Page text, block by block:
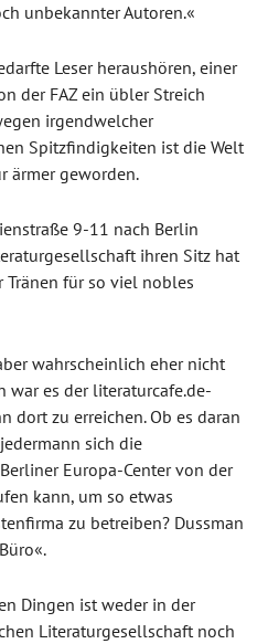
unbekannter Autoren.«
Leser heraushören, einer
der FAZ ein übler Streich
irgendwelcher
Spitzfindigkeiten ist die Welt
ärmer geworden.
9-11 nach Berlin
ihren Sitz hat
für so viel nobles
wahrscheinlich eher nicht
war es der literaturcafe.de-
dort zu erreichen. Ob es daran
sich die
Europa-Center von der
kann, um so etwas
zu betreiben? Dussman
Dingen ist weder in der
Literaturgesellschaft noch